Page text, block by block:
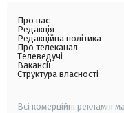
Про нас
Редакція
Редакційна політика
Про телеканал
Телеведучі
Вакансії
Структура власності
Всі комерційні рекламні